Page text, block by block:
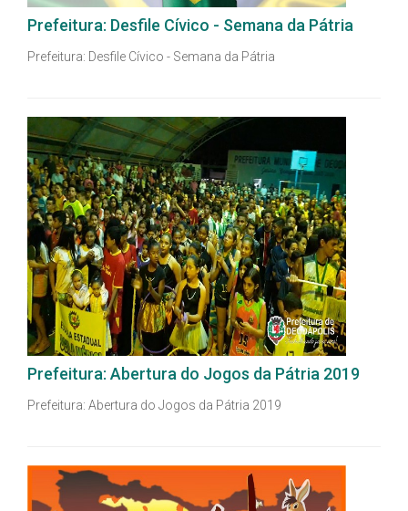
Prefeitura: Desfile Cívico - Semana da Pátria
Prefeitura: Desfile Cívico - Semana da Pátria
Prefeitura: Abertura do Jogos da Pátria 2019
Prefeitura: Abertura do Jogos da Pátria 2019